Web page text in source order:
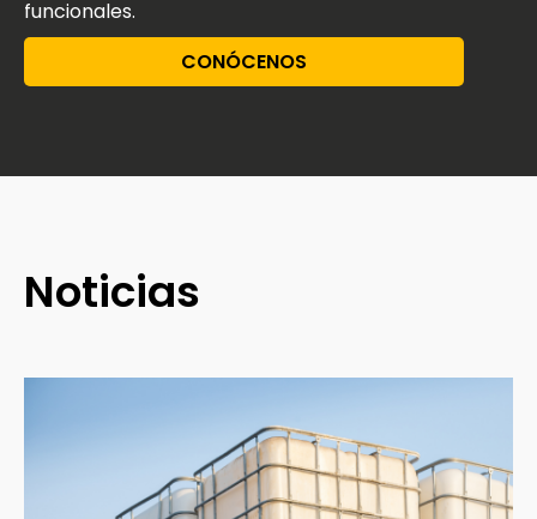
funcionales.
CONÓCENOS
Noticias